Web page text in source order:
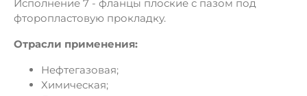
Исполнение 7 - фланцы плоские с пазом под
фторопластовую прокладку.
Отрасли применения:
Нефтегазовая;
Химическая;